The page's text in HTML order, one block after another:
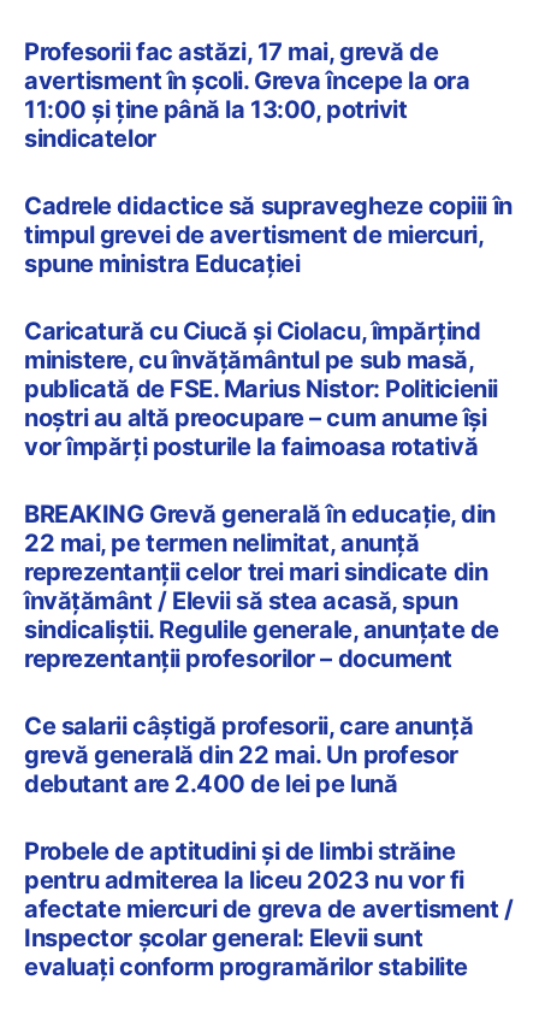
Profesorii fac astăzi, 17 mai, grevă de
avertisment în școli. Greva începe la ora
11:00 și ține până la 13:00, potrivit
sindicatelor
Cadrele didactice să supravegheze copiii în
timpul grevei de avertisment de miercuri,
spune ministra Educației
Caricatură cu Ciucă și Ciolacu, împărțind
ministere, cu învățământul pe sub masă,
publicată de FSE. Marius Nistor: Politicienii
noștri au altă preocupare – cum anume își
vor împărți posturile la faimoasa rotativă
BREAKING Grevă generală în educație, din
22 mai, pe termen nelimitat, anunță
reprezentanții celor trei mari sindicate din
învățământ / Elevii să stea acasă, spun
sindicaliștii. Regulile generale, anunțate de
reprezentanții profesorilor – document
Ce salarii câștigă profesorii, care anunță
grevă generală din 22 mai. Un profesor
debutant are 2.400 de lei pe lună
Probele de aptitudini și de limbi străine
pentru admiterea la liceu 2023 nu vor fi
afectate miercuri de greva de avertisment /
Inspector școlar general: Elevii sunt
evaluați conform programărilor stabilite